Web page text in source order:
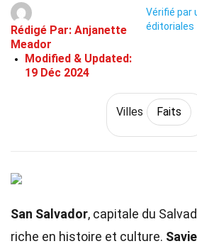
Rédigé Par: Anjanette
Meador
Modified & Updated:
19 Déc 2024
Vérifié par
éditoriales
Villes Faits
San Salvador, capitale du
riche en histoire et culture.